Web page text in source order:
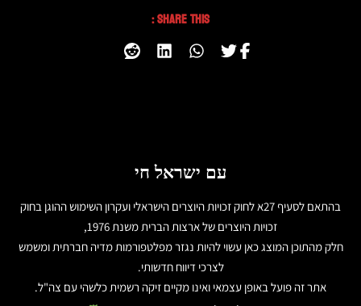
Share This :
עם ישראל חי
בהתאם לסעיף 27א לחוק זכויות היוצרים הישראלי ועקרון השימוש ההוגן בחוק
זכויות היוצרים של ארצות הברית משנת 1976,
חלק מהתוכן המוצג כאן עשוי להיות נגזר מפלטפורמות מדיה חברתית ומשמש
לצרכי דיווח חדשותי.
אתר זה פועל באופן עצמאי ואינו מקיים זיקה רשמית כלשהי עם צה"ל.